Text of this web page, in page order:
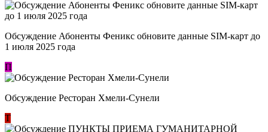
Обсуждение Абоненты Феникс обновите данные SIM-карт до
1 июля 2025 года
П
Обсуждение Ресторан Хмели-Сунели
Т